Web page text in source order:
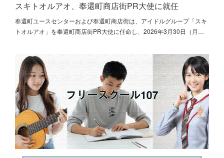
スキトオルアオ、奉還町商店街PR大使に就任
奉還町ユースセンターおよび奉還町商店街は、アイドルグループ「スキ
トオルアオ」を奉還町商店街PR大使に任命し、2026年3月30日（月…